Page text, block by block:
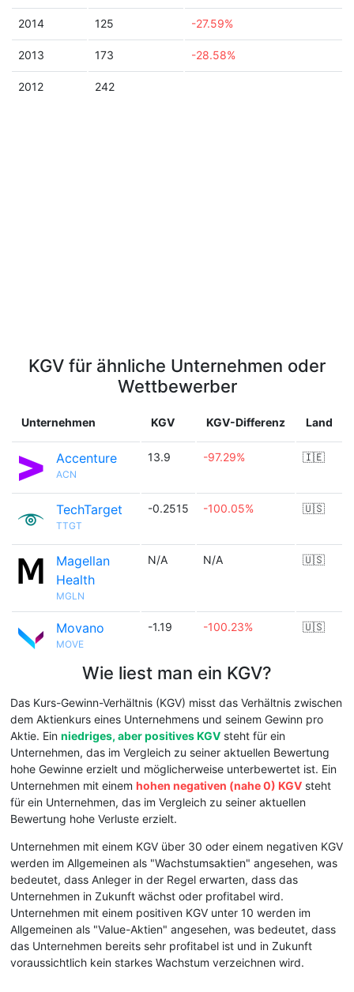
2014 125 -27.59%
2013 173 -28.58%
2012 242
KGV für ähnliche Unternehmen oder
Wettbewerber
Unternehmen KGV KGV-Differenz Land
Accenture
ACN
13.9 -97.29% 🇮🇪
TechTarget
TTGT
-0.2515 -100.05% 🇺🇸
Magellan
Health
MGLN
N/A N/A 🇺🇸
Movano
MOVE
-1.19 -100.23% 🇺🇸
Wie liest man ein KGV?
Das Kurs-Gewinn-Verhältnis (KGV) misst das Verhältnis zwischen
dem Aktienkurs eines Unternehmens und seinem Gewinn pro
Aktie. Ein niedriges, aber positives KGV steht für ein
Unternehmen, das im Vergleich zu seiner aktuellen Bewertung
hohe Gewinne erzielt und möglicherweise unterbewertet ist. Ein
Unternehmen mit einem hohen negativen (nahe 0) KGV steht
für ein Unternehmen, das im Vergleich zu seiner aktuellen
Bewertung hohe Verluste erzielt.
Unternehmen mit einem KGV über 30 oder einem negativen KGV
werden im Allgemeinen als "Wachstumsaktien" angesehen, was
bedeutet, dass Anleger in der Regel erwarten, dass das
Unternehmen in Zukunft wächst oder profitabel wird.
Unternehmen mit einem positiven KGV unter 10 werden im
Allgemeinen als "Value-Aktien" angesehen, was bedeutet, dass
das Unternehmen bereits sehr profitabel ist und in Zukunft
voraussichtlich kein starkes Wachstum verzeichnen wird.